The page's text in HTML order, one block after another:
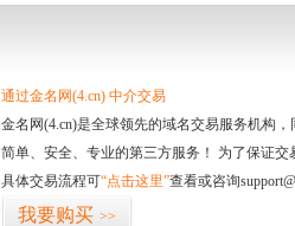
通过金名网(4.cn) 中介交易
金名网(4.cn)是全球领先的域名交易服务机构
简单、安全、专业的第三方服务！ 为了保证
具体交易流程可“点击这里”查看或咨询
我要购买 >>